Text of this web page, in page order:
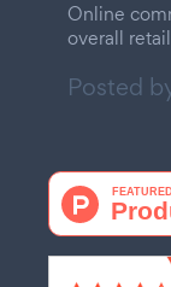
Online
overall
Posted